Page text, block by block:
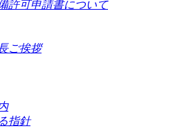
許可申請書について
ご挨拶
指針